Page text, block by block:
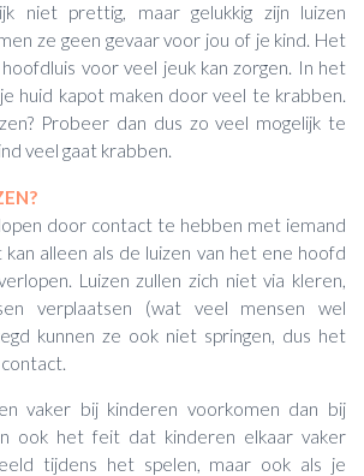
niet prettig, maar gelukkig zijn luizen
ze geen gevaar voor jou of je kind. Het
voor veel jeuk kan zorgen. In het
huid kapot maken door veel te krabben.
Probeer dan dus zo veel mogelijk te
veel gaat krabben.
door contact te hebben met iemand
alleen als de luizen van het ene hoofd
Luizen zullen zich niet via kleren,
verplaatsen (wat veel mensen wel
kunnen ze ook niet springen, dus het
vaker bij kinderen voorkomen dan bij
ook het feit dat kinderen elkaar vaker
tijdens het spelen, maar ook als je